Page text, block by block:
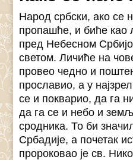
Народ србски, ако се
пропашће, и биће као
пред Небесном
светом. Личиће на
провео чедно и
прославио, а у
се и покварио, да га
да га се и небо и
сродника. То би
Србадије, а почетак
пророковао је св.